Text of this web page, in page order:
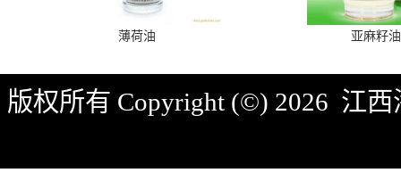
薄荷油 亚麻籽
版权所有 Copyright (©) 2026 江西